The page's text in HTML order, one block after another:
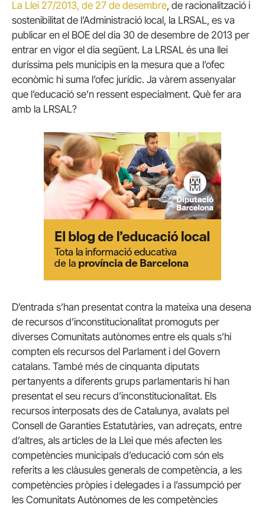
La Llei 27/2013, de 27 de desembre, de racionalització i
sostenibilitat de l’Administració local, la LRSAL, es va
publicar en el BOE del dia 30 de desembre de 2013 per
entrar en vigor el dia següent. La LRSAL és una llei
duríssima pels municipis en la mesura que a l’ofec
econòmic hi suma l’ofec jurídic. Ja vàrem assenyalar
que l’educació se’n ressent especialment. Què fer ara
amb la LRSAL?
D’entrada s’han presentat contra la mateixa una desena
de recursos d’inconstitucionalitat promoguts per
diverses Comunitats autònomes entre els quals s’hi
compten els recursos del Parlament i del Govern
catalans. També més de cinquanta diputats
pertanyents a diferents grups parlamentaris hi han
presentat el seu recurs d’inconstitucionalitat. Els
recursos interposats des de Catalunya, avalats pel
Consell de Garanties Estatutàries, van adreçats, entre
d’altres, als articles de la Llei que més afecten les
competències municipals d’educació com són els
referits a les clàusules generals de competència, a les
competències pròpies i delegades i a l’assumpció per
les Comunitats Autònomes de les competències